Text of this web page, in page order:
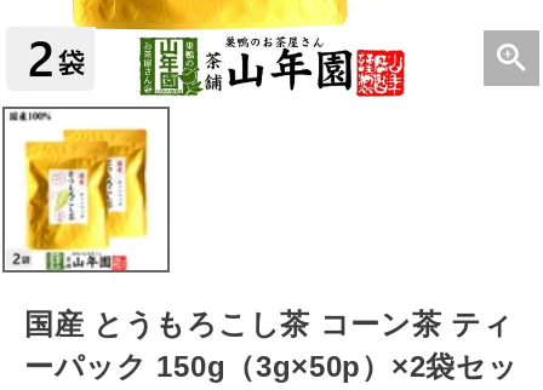
国産 とうもろこし茶 コーン茶 ティ
ーパック 150g（3g×50p）×2袋セッ